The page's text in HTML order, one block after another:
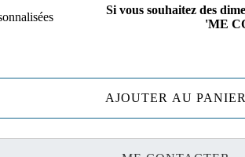
Si vous souhaitez des
'ME
AJOUTER AU PANIER